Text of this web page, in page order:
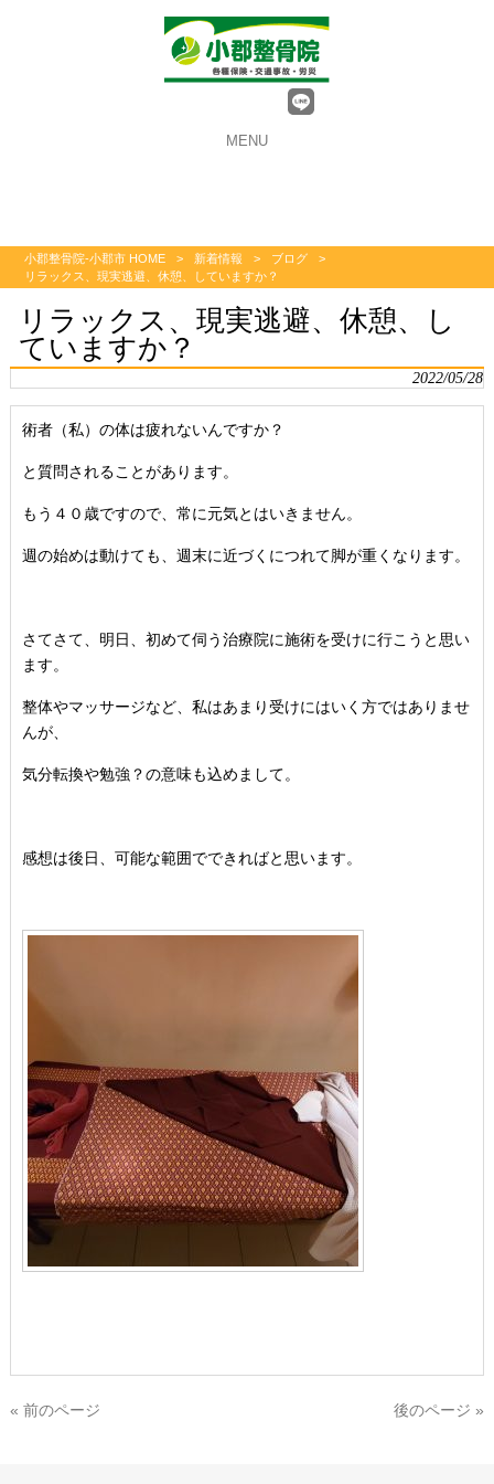
MENU
小郡整骨院-小郡市 HOME > 新着情報 > ブログ
>
リラックス、現実逃避、休憩、していますか？
リラックス、現実逃避、休憩、し
ていますか？
2022/05/28
術者（私）の体は疲れないんですか？
と質問されることがあります。
もう４０歳ですので、常に元気とはいきません。
週の始めは動けても、週末に近づくにつれて脚が重くなります。
さてさて、明日、初めて伺う治療院に施術を受けに行こうと思い
ます。
整体やマッサージなど、私はあまり受けにはいく方ではありませ
んが、
気分転換や勉強？の意味も込めまして。
感想は後日、可能な範囲でできればと思います。
« 前のページ 後のページ »